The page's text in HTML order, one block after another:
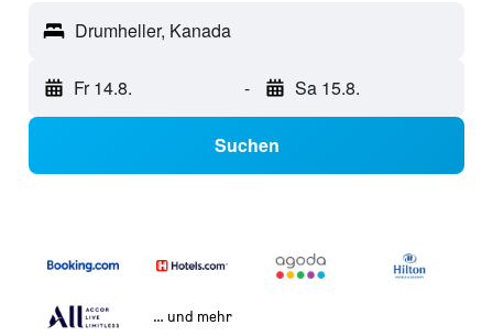
Drumheller, Kanada
Fr 14.8. - Sa 15.8.
Suchen
… und mehr